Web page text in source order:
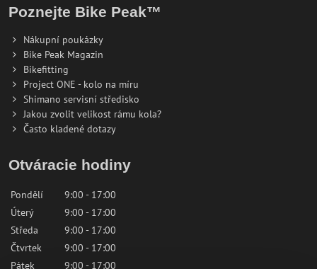
Poznejte Bike Peak™
Nákupní poukázky
Bike Peak Magazin
Bikefitting
Project ONE - kolo na míru
Shimano servisní středisko
Jakou zvolit velikost rámu kola?
Často kladené dotazy
Otváracie hodiny
Pondělí
9:00 - 17:00
Úterý
9:00 - 17:00
Středa
9:00 - 17:00
Čtvrtek
9:00 - 17:00
Pátek
9:00 - 17:00